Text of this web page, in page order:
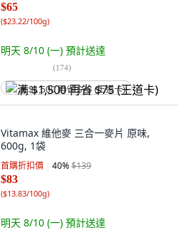
$65
($23.22/100g)
明天 8/10 (一) 預計送達
(174)
满 $1,500 再省 $75 (王道卡)
Vitamax 維他麥 三合一麥片 原味,
600g, 1袋
首購折扣價 40%$139
$83
($13.83/100g)
明天 8/10 (一) 預計送達